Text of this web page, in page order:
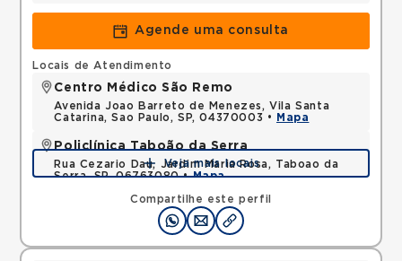
Agende uma consulta
Compartilhe este perfil
Locais de Atendimento
Centro Médico São Remo
Avenida Joao Barreto de Menezes, Vila Santa
Catarina, Sao Paulo, SP, 04370003 •
Mapa
Policlínica Taboão da Serra
Rua Cezario Dau, Jardim Maria Rosa, Taboao da
Serra, SP, 06763080 •Mapa
Veja mais locais